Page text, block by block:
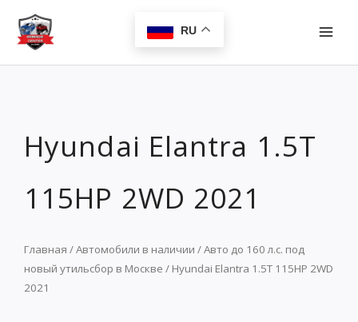
Перейти
содержимому
RU
Hyundai Elantra 1.5T
115HP 2WD 2021
Главная /Автомобили в наличии /Авто до 160 л.с. под
новый утильсбор в Москве / Hyundai Elantra 1.5T 115HP 2WD
2021